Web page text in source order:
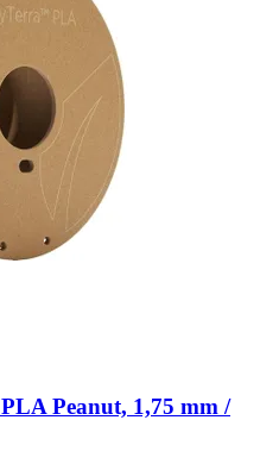
Peanut, 1,75 mm /